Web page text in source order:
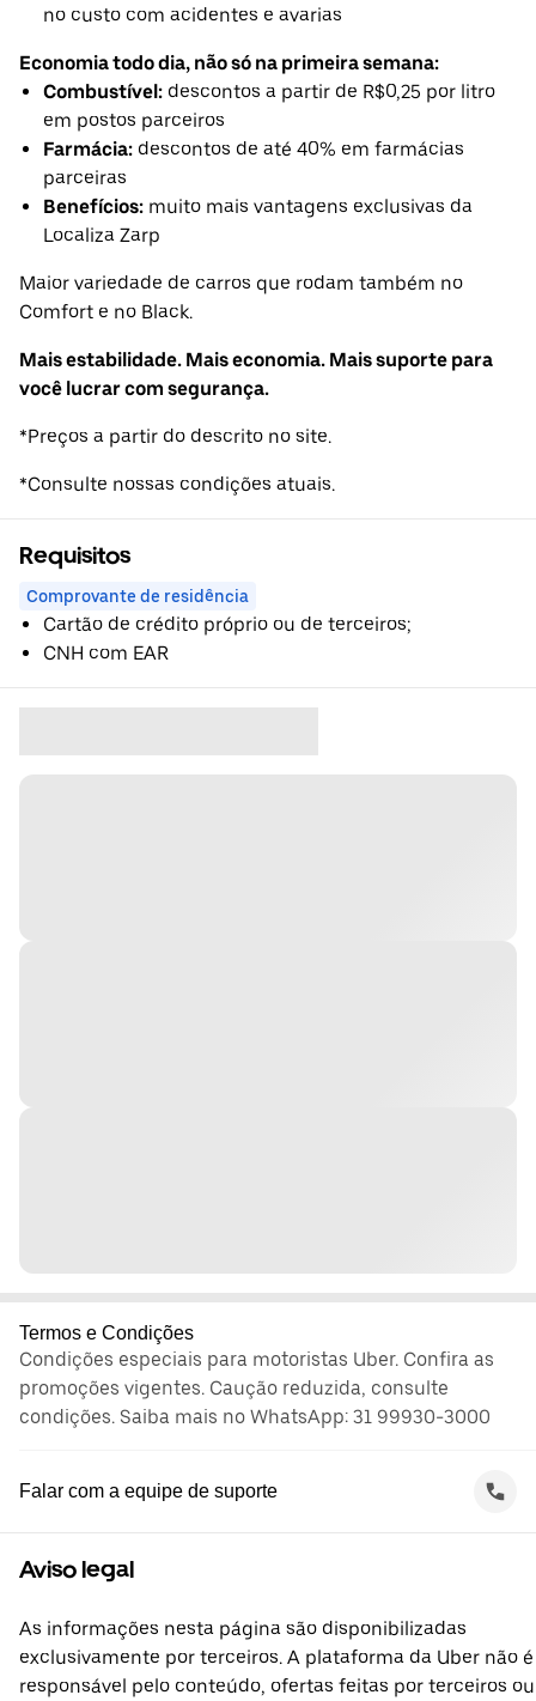
no custo com acidentes e avarias
Economia todo dia, não só na primeira semana:
Combustível: descontos a partir de R$0,25 por litro
em postos parceiros
Farmácia: descontos de até 40% em farmácias
parceiras
Benefícios: muito mais vantagens exclusivas da
Localiza Zarp
Maior variedade de carros que rodam também no
Comfort e no Black.
Mais estabilidade. Mais economia. Mais suporte para
você lucrar com segurança.
*Preços a partir do descrito no site.
*Consulte nossas condições atuais.
Requisitos
Comprovante de residência
Cartão de crédito próprio ou de terceiros;
CNH com EAR
Termos e Condições
Condições especiais para motoristas Uber. Confira as
promoções vigentes. Caução reduzida, consulte
condições. Saiba mais no WhatsApp: 31 99930-3000
Falar com a equipe de suporte
Aviso legal
As informações nesta página são disponibilizadas
exclusivamente por terceiros. A plataforma da Uber não é
responsável pelo conteúdo, ofertas feitas por terceiros ou